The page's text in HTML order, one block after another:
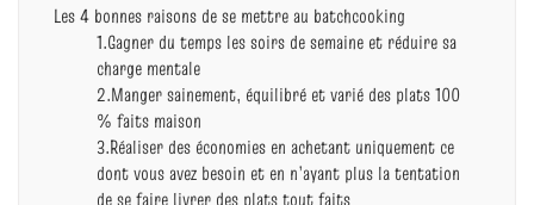
Les 4 bonnes raisons de se mettre au batchcooking
1.Gagner du temps les soirs de semaine et réduire sa
charge mentale
2.Manger sainement, équilibré et varié des plats 100
% faits maison
3.Réaliser des économies en achetant uniquement ce
dont vous avez besoin et en n’ayant plus la tentation
de se faire livrer des plats tout faits